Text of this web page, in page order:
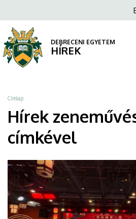
DEBRECENI
EGYETEM
a
tartalomra
DEBRECENI EGYETEM
HÍREK
Morzsa
Címlap
Hírek
címkével